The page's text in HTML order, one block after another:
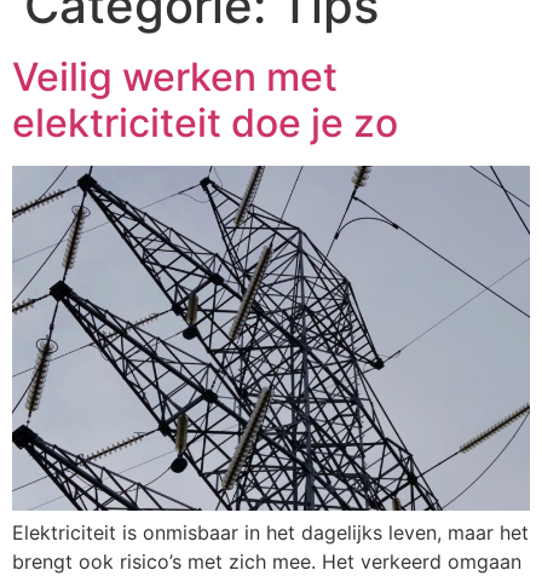
Veilig werken met
elektriciteit doe je zo
Elektriciteit is onmisbaar in het dagelijks leven, maar het
brengt ook risico’s met zich mee. Het verkeerd omgaan